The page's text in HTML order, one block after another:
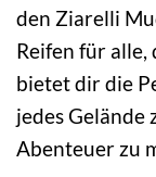
den Ziarelli
Reifen für alle,
bietet dir die
jedes Gelände
Abenteuer zu